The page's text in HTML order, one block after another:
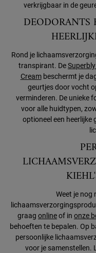
verkrijgbaar in de
DEODORANTS
Rond je
transpirant. De
Creambeschermt je
geurtjes door vocht
verminderen. De unieke
voor alle huidtypen,
optioneel een heerlijke
Weet je nog
graag onlineof in onze
behoeften te bepalen. Op
persoonlijke
voor je samenstellen.